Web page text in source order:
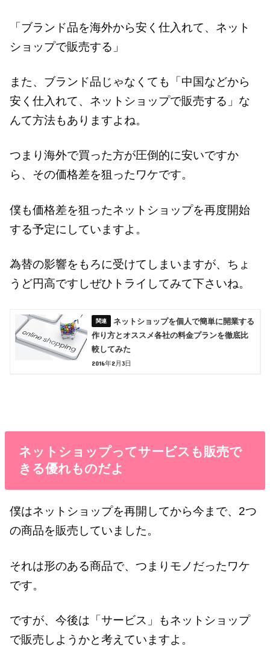
「ブランド品を海外から安く仕入れて、ネット
ショップで販売する」
また、ブランド品じゃなくても「中国などから
安く仕入れて、ネットショップで販売する」な
んて方法もありますよね。
つまり海外で買った方が圧倒的に安いですか
ら、その価格差を狙ったワケです。
僕も価格差を狙ったネットショップを再度開始
する予定にしていますよ。
為替の影響をもろに受けてしまいますが、ちょ
うど円高ですしぜひトライしてみて下さいね。
ネットショップを個人で簡単に開業する
作り方とオススメ各社の料金プランを徹底比
較してみた
2016年2月3日
ネットショップってサービスも販売で
きる優れものだよ
僕はネットショップを再開してから今まで、2つ
の商品を販売していました。
それは形のある商品で、つまりモノだったワケ
です。
ですが、今後は「サービス」もネットショップ
で販売しようかと考えていますよ。